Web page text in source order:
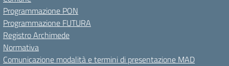
Programmazione PON
Programmazione FUTURA
Registro Archimede
Normativa
Comunicazione modalità e termini di presentazione MAD